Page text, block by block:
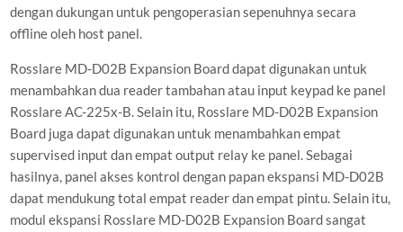
dengan dukungan untuk pengoperasian sepenuhnya secara
offline oleh host panel.
Rosslare MD-D02B Expansion Board dapat digunakan untuk
menambahkan dua reader tambahan atau input keypad ke panel
Rosslare AC-225x-B. Selain itu, Rosslare MD-D02B Expansion
Board juga dapat digunakan untuk menambahkan empat
supervised input dan empat output relay ke panel. Sebagai
hasilnya, panel akses kontrol dengan papan ekspansi MD-D02B
dapat mendukung total empat reader dan empat pintu. Selain itu,
modul ekspansi Rosslare MD-D02B Expansion Board sangat